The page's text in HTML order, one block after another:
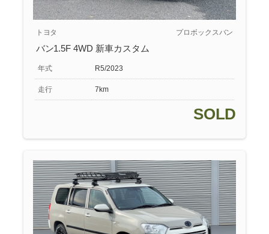
トヨタ プロボックスバン
バン1.5F 4WD 新車カスタム
年式 R5/2023
走行 7km
SOLD